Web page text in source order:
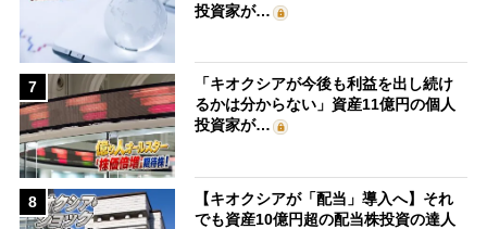
投資家が…
7
「キオクシアが今後も利益を出し続け
るかは分からない」資産11億円の個人
投資家が…
8
【キオクシアが「配当」導入へ】それ
でも資産10億円超の配当株投資の達人